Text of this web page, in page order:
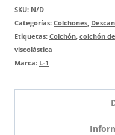
SKU: N/D
Categorías: Colchones,
Etiquetas: Colchón, colchón
viscolástica
Marca: L-1